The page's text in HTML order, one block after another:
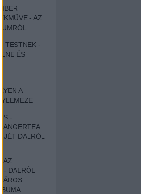
- AZ
TESTNEK -
ÉS
A
-
ANGERTEA
JÉT DALRÓL
AZ
- DALRÓL